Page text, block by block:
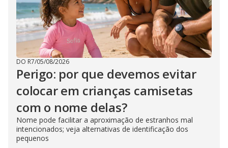
DO R7/05/08/2026
Perigo: por que devemos evitar
colocar em crianças camisetas
com o nome delas?
Nome pode facilitar a aproximação de estranhos mal
intencionados; veja alternativas de identificação dos
pequenos